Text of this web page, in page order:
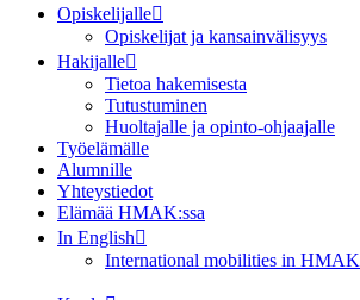
Opiskelijalle
Opiskelijat ja kansainvälisyys
Hakijalle
Tietoa hakemisesta
Tutustuminen
Huoltajalle ja opinto-ohjaajalle
Työelämälle
Alumnille
Yhteystiedot
Elämää HMAK:ssa
In English
International mobilities in HMAK